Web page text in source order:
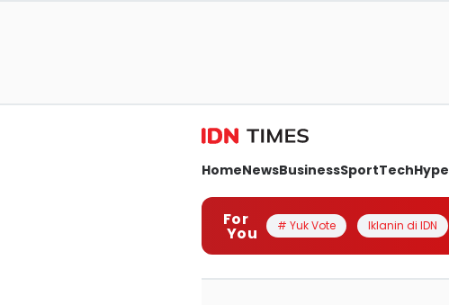
HomeNewsBusinessSportTechHype
For
You # Yuk Vote Iklanin di IDN